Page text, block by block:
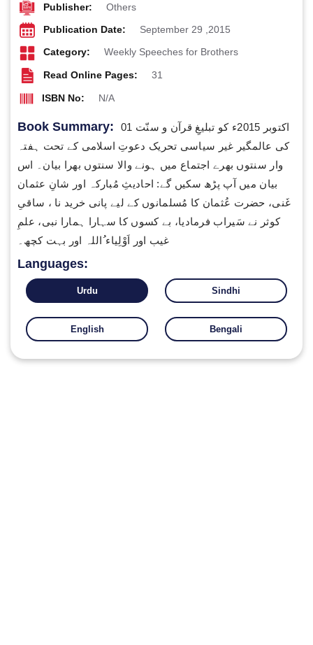
Publisher: Others
Publication Date: September 29 ,2015
Category: Weekly Speeches for Brothers
Read Online Pages: 31
ISBN No: N/A
Book Summary:
01 اکتوبر 2015ء کو تبلیغِ قرآن و سنّت
کی عالمگیر غیر سیاسی تحریک دعوتِ اسلامی کے تحت ہفتہ
وار سنتوں بھرے اجتماع میں ہونے والا سنتوں بھرا بیان۔ اس
بیان میں آپ پڑھ سکیں گے: احادیثِ مُبارکہ اور شانِ عثمان
غَنی، حضرت عُثمان کا مُسلمانوں کے لیے پانی خرید نا ، ساقیِ
کوثر نے سَیراب فرمادیا، بے کسوں کا سہارا ہمارا نبی، علمِ
غیب اور اَوْلِیاء ُاللہ اور بہت کچھ۔
Languages:
Urdu Sindhi
English Bengali